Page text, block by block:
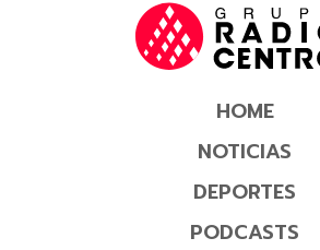
HOME
NOTICIAS
DEPORTES
PODCASTS